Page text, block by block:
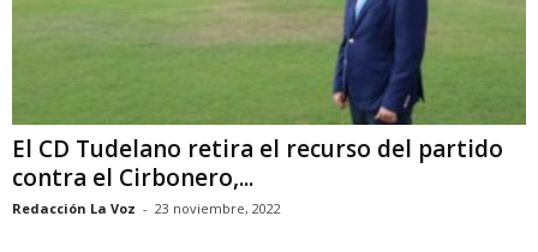
El CD Tudelano retira el recurso del partido
contra el Cirbonero,...
Redacción La Voz - 23 noviembre, 2022